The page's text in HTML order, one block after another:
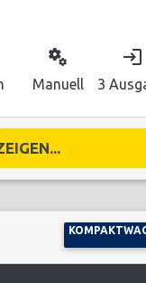
miscellaneous_services
Manuell
login
3